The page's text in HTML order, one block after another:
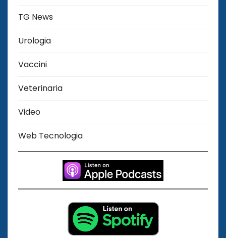
TG News
Urologia
Vaccini
Veterinaria
Video
Web Tecnologia